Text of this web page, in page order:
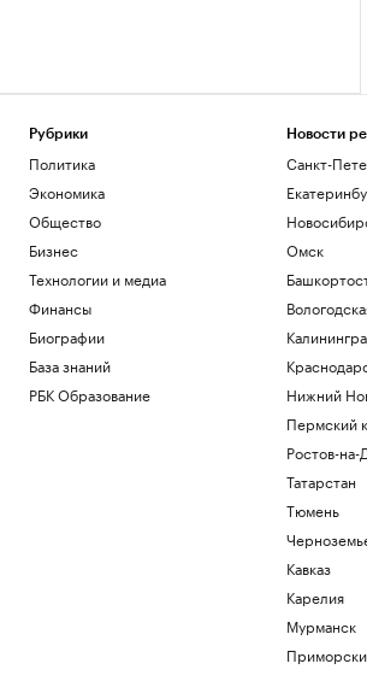
Рубрики
Политика
Экономика
Общество
Бизнес
Технологии и медиа
Финансы
Биографии
База знаний
РБК Образование
Новости
Санкт-
Омск
Нижний
Пермский
Ростов-на-
Татарстан
Тюмень
Кавказ
Карелия
Мурманск